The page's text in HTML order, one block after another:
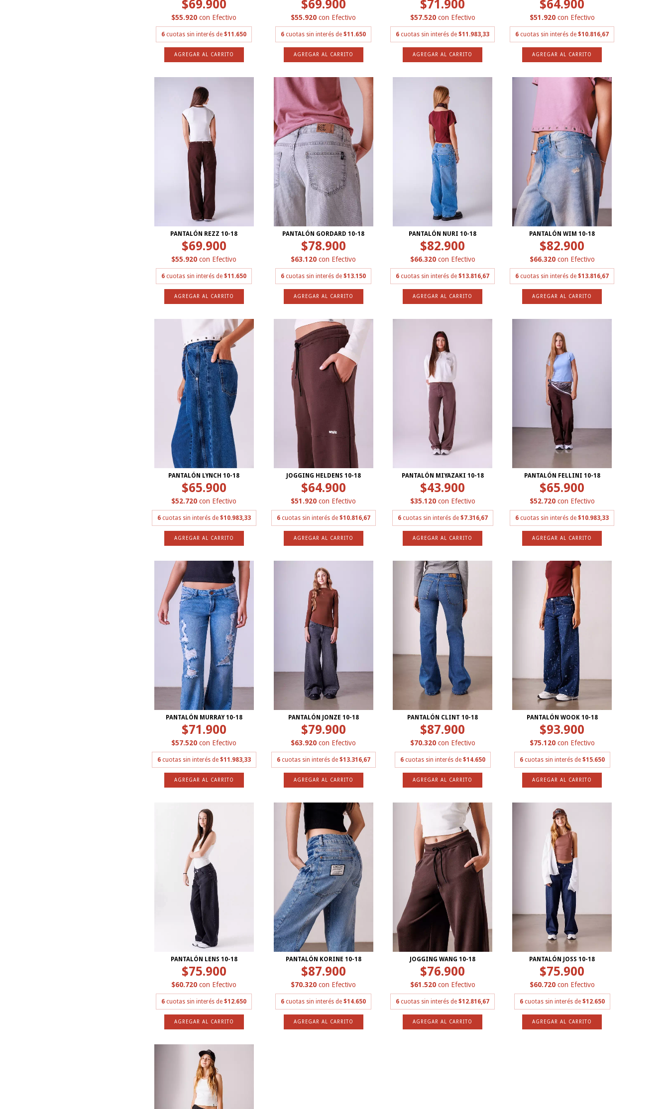
$69.900
$55.920con Efectivo
6 cuotas sin interés de$11.650
AGREGAR AL CARRITO
$69.900
$55.920con Efectivo
6 cuotas sin interés de$11.650
AGREGAR AL CARRITO
$71.900
$57.520 con Efectivo
6 cuotas sin interés de$11.983,33
AGREGAR AL CARRITO
$64.900
$51.920 con Efectivo
6 cuotas sin interés de$10.816,67
AGREGAR AL CARRITO
PANTALÓN REZZ 10-18
$69.900
$55.920con Efectivo
6 cuotas sin interés de$11.650
AGREGAR AL CARRITO
PANTALÓN GORDARD 10-18
$78.900
$63.120con Efectivo
6 cuotas sin interés de$13.150
AGREGAR AL CARRITO
PANTALÓN NURI 10-18
$82.900
$66.320 con Efectivo
6 cuotas sin interés de$13.816,67
AGREGAR AL CARRITO
PANTALÓN WIM 10-18
$82.900
$66.320 con Efectivo
6 cuotas sin interés de$13.816,67
AGREGAR AL CARRITO
PANTALÓN LYNCH 10-18
$65.900
$52.720con Efectivo
6 cuotas sin interés de $10.983,33
AGREGAR AL CARRITO
JOGGING HELDENS 10-18
$64.900
$51.920con Efectivo
6 cuotas sin interés de $10.816,67
AGREGAR AL CARRITO
PANTALÓN MIYAZAKI 10-18
$43.900
$35.120 con Efectivo
6 cuotas sin interés de $7.316,67
AGREGAR AL CARRITO
PANTALÓN FELLINI 10-18
$65.900
$52.720 con Efectivo
6 cuotas sin interés de$10.983,33
AGREGAR AL CARRITO
PANTALÓN MURRAY 10-18
$71.900
$57.520con Efectivo
6 cuotas sin interés de $11.983,33
AGREGAR AL CARRITO
PANTALÓN JONZE 10-18
$79.900
$63.920con Efectivo
6 cuotas sin interés de $13.316,67
AGREGAR AL CARRITO
PANTALÓN CLINT 10-18
$87.900
$70.320 con Efectivo
6 cuotas sin interés de $14.650
AGREGAR AL CARRITO
PANTALÓN WOOK 10-18
$93.900
$75.120 con Efectivo
6 cuotas sin interés de $15.650
AGREGAR AL CARRITO
PANTALÓN LENS 10-18
$75.900
$60.720con Efectivo
6 cuotas sin interés de$12.650
AGREGAR AL CARRITO
PANTALÓN KORINE 10-18
$87.900
$70.320con Efectivo
6 cuotas sin interés de$14.650
AGREGAR AL CARRITO
JOGGING WANG 10-18
$76.900
$61.520 con Efectivo
6 cuotas sin interés de$12.816,67
AGREGAR AL CARRITO
PANTALÓN JOSS 10-18
$75.900
$60.720 con Efectivo
6 cuotas sin interés de $12.650
AGREGAR AL CARRITO